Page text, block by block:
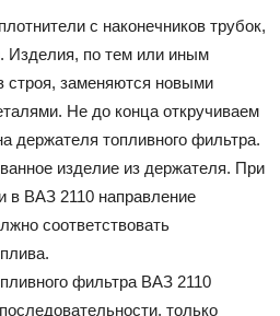
с наконечников трубок,
Изделия, по тем или иным
заменяются новыми
Не до конца откручиваем
держателя топливного фильтра.
изделие из держателя. При
в ВАЗ 2110 направление
соответствовать
фильтра ВАЗ 2110
только